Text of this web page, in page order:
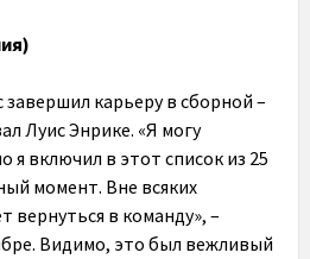
завершил карьеру в сборной –
Луис Энрике. «Я могу
я включил в этот список из 25
момент. Вне всяких
вернуться в команду», –
Видимо, это был вежливый